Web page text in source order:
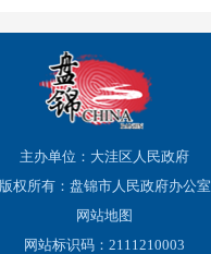
主办单位：大洼区人民政府
版权所有：盘锦市人民政府办公室
网站地图
网站标识码：2111210003